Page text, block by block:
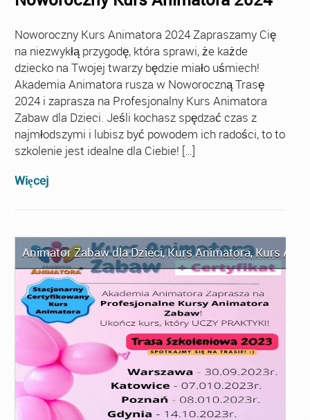
Noworoczny Kurs Animatora 2024 Zapraszamy Cię
na niezwykłą przygodę, która sprawi, że każde
dziecko na Twojej twarzy będzie miało uśmiech!
Akademia Animatora rusza w Noworoczną Trasę
2024 i zaprasza na Profesjonalny Kurs Animatora
Zabaw dla Dzieci. Jeśli kochasz spędzać czas z
najmłodszymi i lubisz być powodem ich radości, to to
szkolenie jest idealne dla Ciebie! […]
Więcej
Animator Zabaw dla Dzieci,Kurs Animatora,Kurs